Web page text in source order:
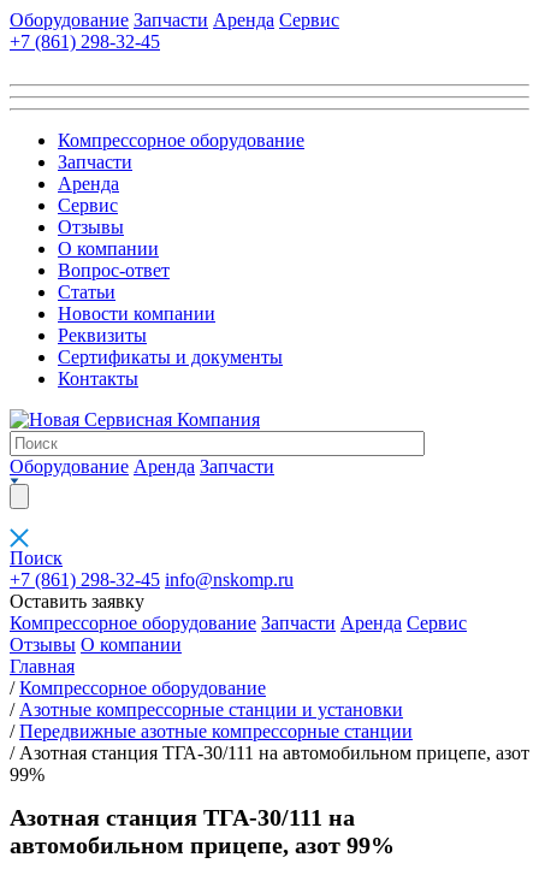
Оборудование Запчасти Аренда Сервис
+7 (861) 298-32-45
Компрессорное оборудование
Запчасти
Аренда
Сервис
Отзывы
О компании
Вопрос-ответ
Статьи
Новости компании
Реквизиты
Сертификаты и документы
Контакты
Оборудование Аренда Запчасти
Поиск
+7 (861) 298-32-45 info@nskomp.ru
Оставить заявку
Компрессорное оборудование Запчасти Аренда Сервис
Отзывы О компании
Главная
/Компрессорное оборудование
/ Азотные компрессорные станции и установки
/Передвижные азотные компрессорные станции
/ Азотная станция ТГА-30/111 на автомобильном прицепе, азот
99%
Азотная станция ТГА-30/111 на
автомобильном прицепе, азот 99%